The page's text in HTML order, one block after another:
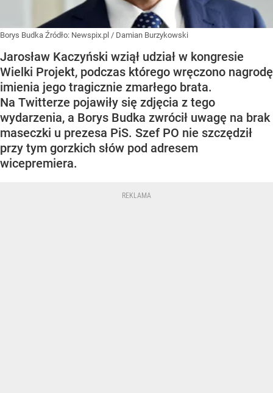
Borys Budka Źródło: Newspix.pl / Damian Burzykowski
Jarosław Kaczyński wziął udział w kongresie
Wielki Projekt, podczas którego wręczono nagrodę
imienia jego tragicznie zmarłego brata.
Na Twitterze pojawiły się zdjęcia z tego
wydarzenia, a Borys Budka zwrócił uwagę na brak
maseczki u prezesa PiS. Szef PO nie szczędził
przy tym gorzkich słów pod adresem
wicepremiera.